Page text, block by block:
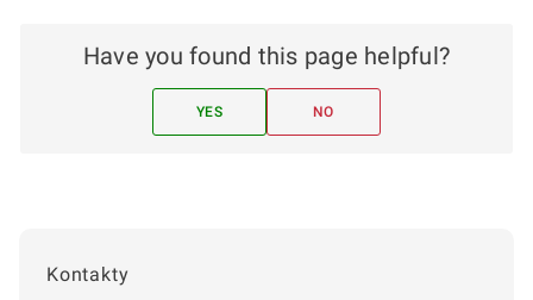
Kontakty
Have you found this page helpful?
YES NO